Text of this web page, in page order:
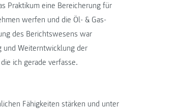
Praktikum eine Bereicherung für
werfen und die Öl- & Gas-
des Berichtswesens war
und Weiterntwicklung der
ich gerade verfasse.
Fähigkeiten stärken und unter